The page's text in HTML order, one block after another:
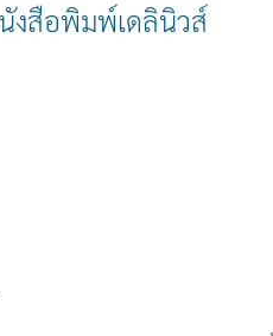
งสือพิมพ์เดลินิวส์